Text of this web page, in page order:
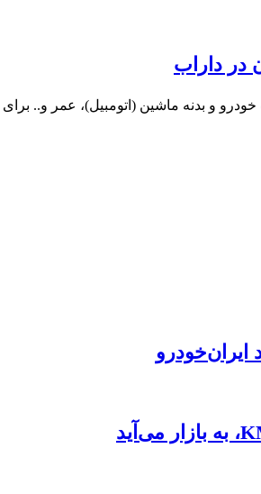
در داراب
و بدنه ماشین (اتومبیل)، عمر و..